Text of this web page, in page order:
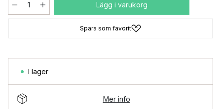
Lägg i varukorg
Spara som favorit
I lager
Mer info